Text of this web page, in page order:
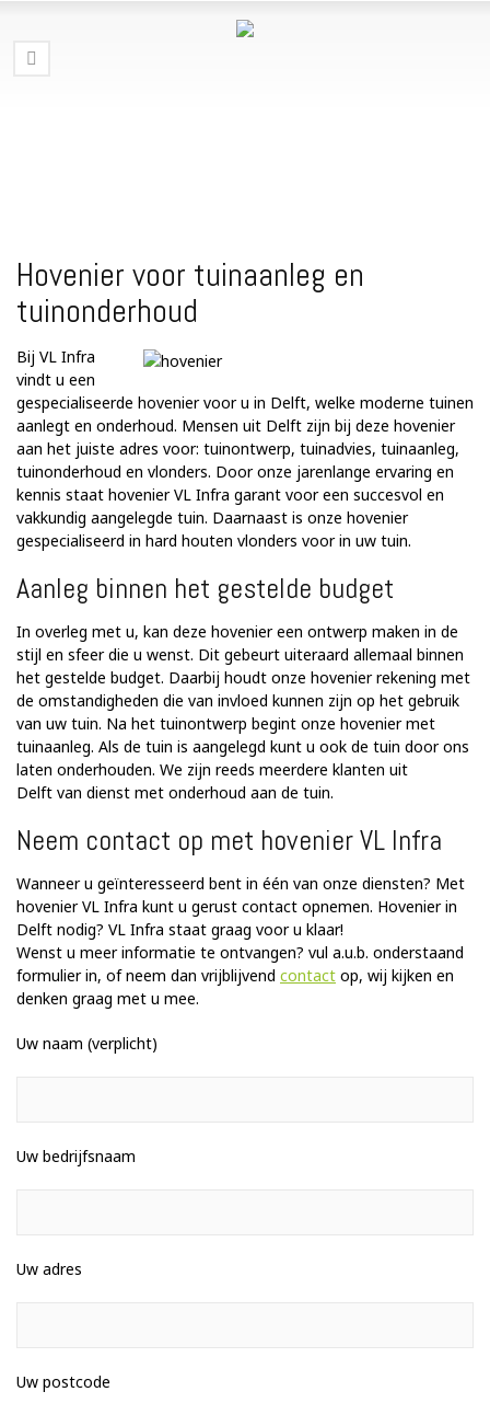
Hovenier voor tuinaanleg en
tuinonderhoud
Bij VL Infra
vindt u een
gespecialiseerde hovenier voor u in Delft, welke moderne tuinen
aanlegt en onderhoud. Mensen uit Delft zijn bij deze hovenier
aan het juiste adres voor: tuinontwerp, tuinadvies, tuinaanleg,
tuinonderhoud en vlonders. Door onze jarenlange ervaring en
kennis staat hovenier VL Infra garant voor een succesvol en
vakkundig aangelegde tuin. Daarnaast is onze hovenier
gespecialiseerd in hard houten vlonders voor in uw tuin.
Aanleg binnen het gestelde budget
In overleg met u, kan deze hovenier een ontwerp maken in de
stijl en sfeer die u wenst. Dit gebeurt uiteraard allemaal binnen
het gestelde budget. Daarbij houdt onze hovenier rekening met
de omstandigheden die van invloed kunnen zijn op het gebruik
van uw tuin. Na het tuinontwerp begint onze hovenier met
tuinaanleg. Als de tuin is aangelegd kunt u ook de tuin door ons
laten onderhouden. We zijn reeds meerdere klanten uit
Delft van dienst met onderhoud aan de tuin.
Neem contact op met hovenier VL Infra
Wanneer u geïnteresseerd bent in één van onze diensten? Met
hovenier VL Infra kunt u gerust contact opnemen. Hovenier in
Delft nodig? VL Infra staat graag voor u klaar!
Wenst u meer informatie te ontvangen? vul a.u.b. onderstaand
formulier in, of neem dan vrijblijvend contact op, wij kijken en
denken graag met u mee.
Uw naam (verplicht)
Uw bedrijfsnaam
Uw adres
Uw postcode